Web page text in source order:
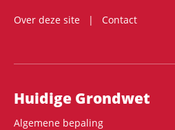
Over deze site
Contact
Hoofdnavigatie
Huidige Grondwet
Algemene bepaling